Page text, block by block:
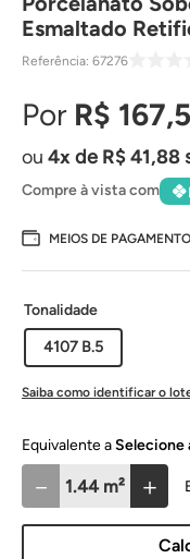
Esmaltado
Referência: 67276
R$ 167,
4 de R$41,88
Compre à vista com
MEIOS DE PAGAMENTO
Tonalidade
4107 B.5
Saiba como identificar o
＋
－
Selecione